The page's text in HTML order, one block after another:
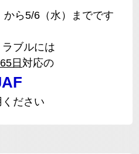
ら5/6（水）までです
ブルには
日 対応の
ください